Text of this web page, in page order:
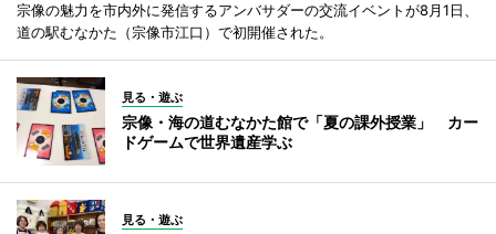
宗像の魅力を市内外に発信するアンバサダーの交流イベントが8月1日、
道の駅むなかた（宗像市江口）で初開催された。
見る・遊ぶ
宗像・海の道むなかた館で「夏の課外授業」 カー
ドゲームで世界遺産学ぶ
見る・遊ぶ